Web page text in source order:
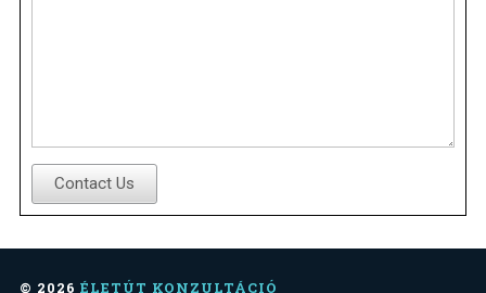
Contact Us
© 2026 ÉLETÚT KONZULTÁCIÓ